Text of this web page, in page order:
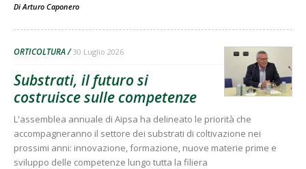
Di Arturo Caponero
ORTICOLTURA 30 Luglio 2026
Substrati, il futuro si
costruisce sulle competenze
L'assemblea annuale di Aipsa ha delineato le priorità che
accompagneranno il settore dei substrati di coltivazione nei
prossimi anni: innovazione, formazione, nuove materie prime e
sviluppo delle competenze lungo tutta la filiera